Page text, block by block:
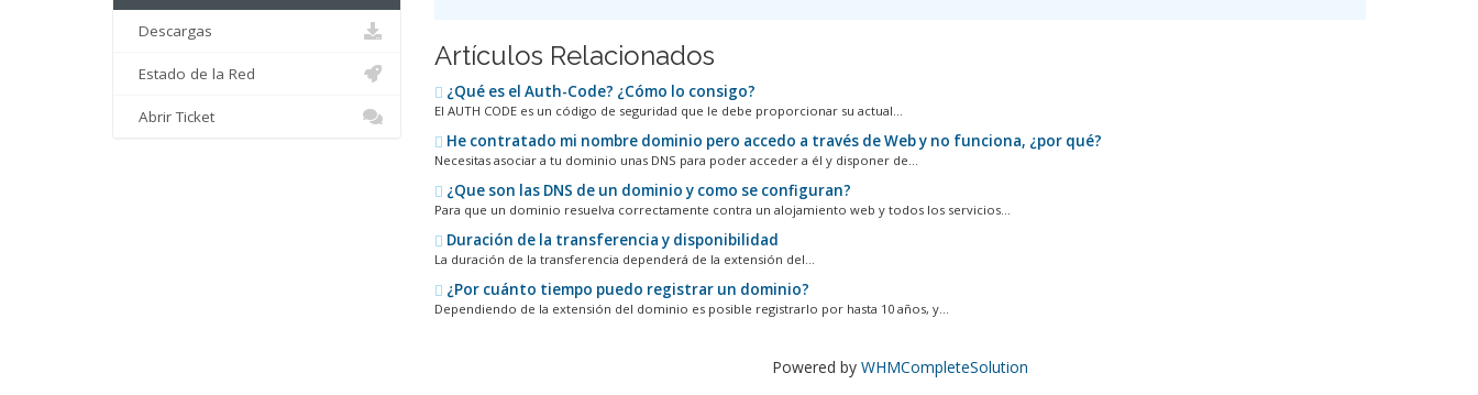
Artículos Relacionados
¿Qué es el Auth-Code? ¿Cómo lo consigo?
El AUTH CODE es un código de seguridad que le debe proporcionar su actual...
He contratado mi nombre dominio pero accedo a través de Web y no funciona, ¿por qué?
Necesitas asociar a tu dominio unas DNS para poder acceder a él y disponer de...
¿Que son las DNS de un dominio y como se configuran?
Para que un dominio resuelva correctamente contra un alojamiento web y todos los servicios...
Duración de la transferencia y disponibilidad
La duración de la transferencia dependerá de la extensión del...
¿Por cuánto tiempo puedo registrar un dominio?
Dependiendo de la extensión del dominio es posible registrarlo por hasta 10 años, y...
Powered by WHMCompleteSolution
Descargas
Estado de la Red
Abrir Ticket